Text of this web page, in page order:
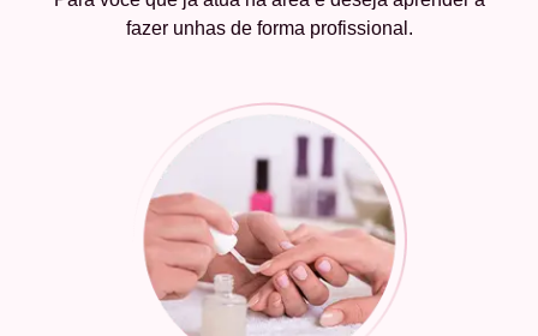
fazer unhas de forma profissional.